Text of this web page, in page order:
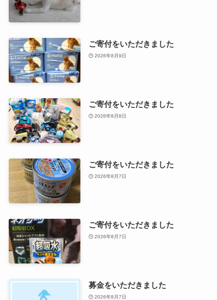
ご寄付をいただきました
2026年8月9日
ご寄付をいただきました
2026年8月8日
ご寄付をいただきました
2026年8月7日
ご寄付をいただきました
2026年8月7日
募金をいただきました
2026年8月7日